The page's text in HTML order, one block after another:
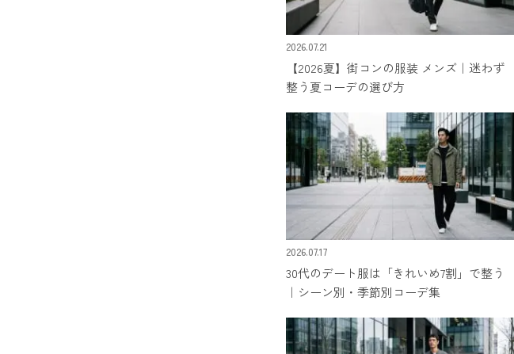
2026.07.21
【2026夏】街コンの服装 メンズ｜迷わず
整う夏コーデの選び方
2026.07.17
30代のデート服は「きれいめ7割」で整う
｜シーン別・季節別コーデ集